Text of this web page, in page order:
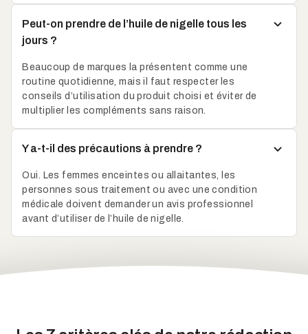
Peut-on prendre de l’huile de nigelle tous les
jours ?
Beaucoup de marques la présentent comme une
routine quotidienne, mais il faut respecter les
conseils d’utilisation du produit choisi et éviter de
multiplier les compléments sans raison.
Y a-t-il des précautions à prendre ?
Oui. Les femmes enceintes ou allaitantes, les
personnes sous traitement ou avec une condition
médicale doivent demander un avis professionnel
avant d’utiliser de l’huile de nigelle.